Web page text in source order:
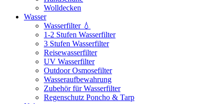
Wolldecken
Wasser
Wasserfilter 💧
1-2 Stufen Wasserfilter
3 Stufen Wasserfilter
Reisewasserfilter
UV Wasserfilter
Outdoor Osmosefilter
Wasseraufbewahrung
Zubehör für Wasserfilter
Regenschutz Poncho & Tarp